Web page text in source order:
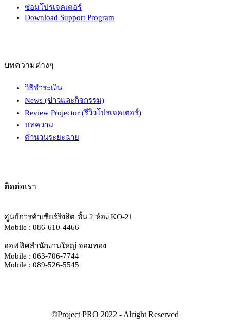
ซ่อมโปรเจคเตอร์
Download Support Program
บทความต่างๆ
วิธีชำระเงิน
News (ข่าวและกิจกรรม)
Review Projector (รีวิวโปรเจคเตอร์)
บทความ
คำนวนระยะฉาย
ติดต่อเรา
ศูนย์การค้าเซียร์ริงสิต ชั้น 2 ห้อง KO-21
Mobile : 086-610-4466
ออฟฟิศสำนักงานใหญ่ จอมทอง
Mobile : 063-706-7744
Mobile : 089-526-5545